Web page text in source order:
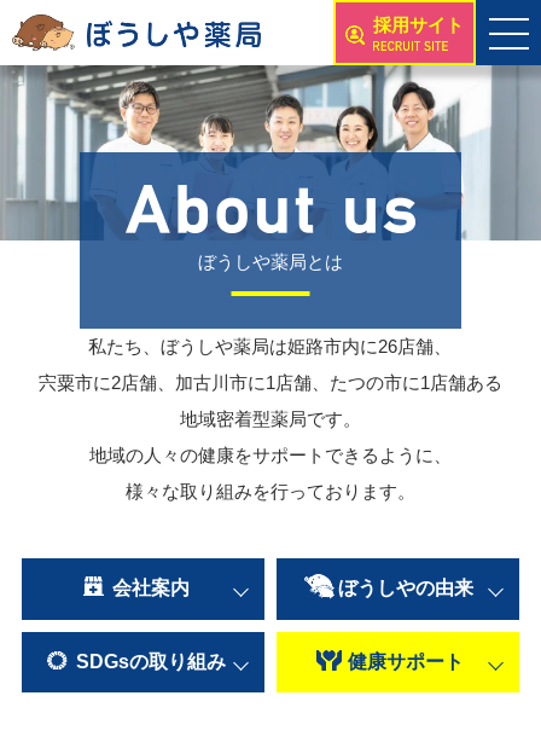
採用サイト
ぼうしや薬局とは
私たち、ぼうしや薬局は姫路市内に26店舗、
宍粟市に2店舗、加古川市に1店舗、たつの市に1店舗ある
地域密着型薬局です。
地域の人々の健康をサポートできるように、
様々な取り組みを行っております。
会社案内 ぼうしやの由来
SDGsの取り組み 健康サポート